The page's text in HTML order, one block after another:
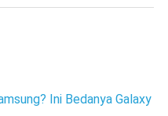
Ini Bedanya Galaxy